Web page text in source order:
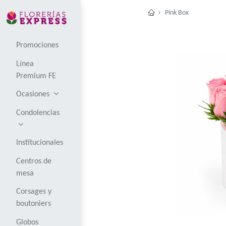
Línea
Premium FE
Ocasiones
Condolencias
Institucionales
Centros de
mesa